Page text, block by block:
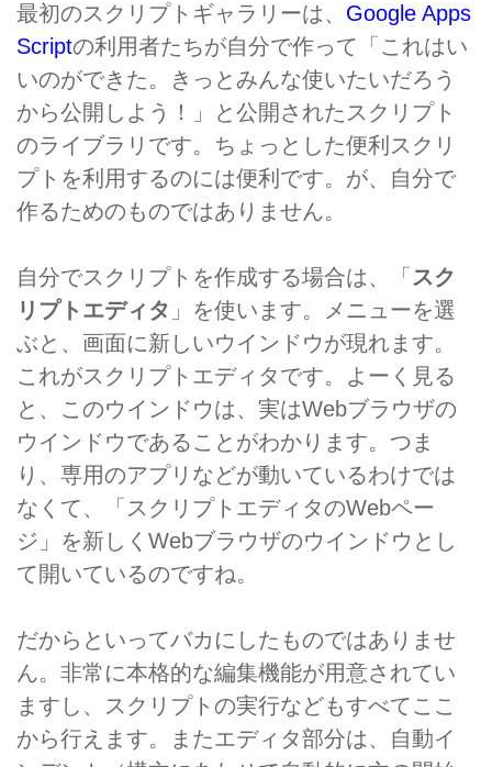
最初のスクリプトギャラリーは、 Google Apps
Scriptの利用者たちが自分で作って「これはい
いのができた。きっとみんな使いたいだろう
から公開しよう！」と公開されたスクリプト
のライブラリです。ちょっとした便利スクリ
プトを利用するのには便利です。が、自分で
作るためのものではありません。
自分でスクリプトを作成する場合は、「 スク
リプトエディタ 」を使います。メニューを選
ぶと、画面に新しいウインドウが現れます。
これがスクリプトエディタです。よーく見る
と、このウインドウは、実はWebブラウザの
ウインドウであることがわかります。つま
り、専用のアプリなどが動いているわけでは
なくて、「スクリプトエディタのWebペー
ジ」を新しくWebブラウザのウインドウとし
て開いているのですね。
だからといってバカにしたものではありませ
ん。非常に本格的な編集機能が用意されてい
ますし、スクリプトの実行などもすべてここ
から行えます。またエディタ部分は、自動イ